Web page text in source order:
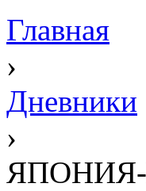
Главная
›
Дневники
›